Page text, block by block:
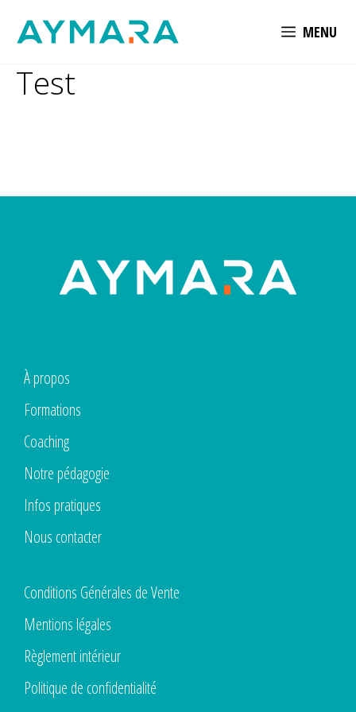
MENU
Test
À propos
Formations
Coaching
Notre pédagogie
Infos pratiques
Nous contacter
Conditions Générales de Vente
Mentions légales
Règlement intérieur
Politique de confidentialité